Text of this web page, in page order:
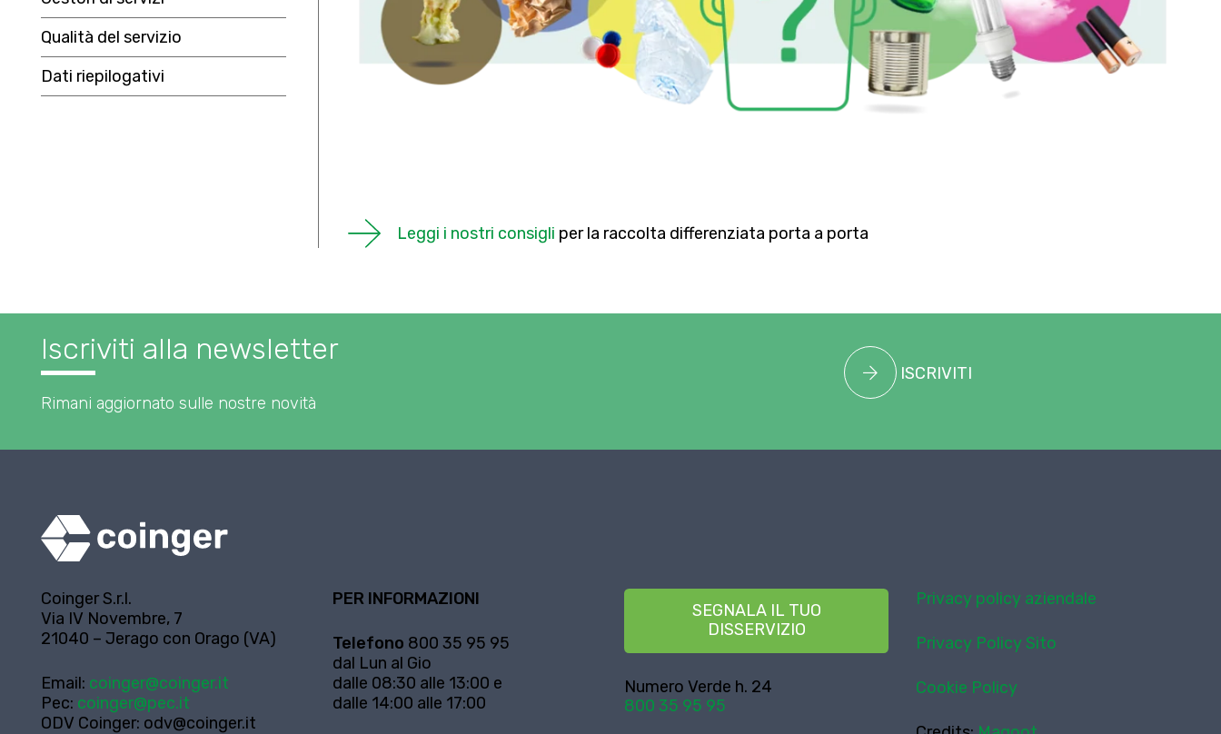
Qualità del servizio
Dati riepilogativi
Leggi i nostri consigli per la raccolta differenziata porta a porta
Iscriviti alla newsletter
Rimani aggiornato sulle nostre novità
ISCRIVITI
Coinger S.r.l.
Via IV Novembre, 7
21040 – Jerago con Orago (VA)
Email: coinger@coinger.it
Pec: coinger@pec.it
ODV Coinger: odv@coinger.it
PER INFORMAZIONI
Telefono 800 35 95 95
dal Lun al Gio
dalle 08:30 alle 13:00 e
dalle 14:00 alle 17:00
SEGNALA IL TUO
DISSERVIZIO
Numero Verde h. 24
800 35 95 95
Privacy policy aziendale
Privacy Policy Sito
Cookie Policy